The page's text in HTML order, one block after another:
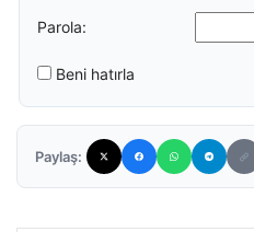
Parola:
Beni hatırla
Paylaş: